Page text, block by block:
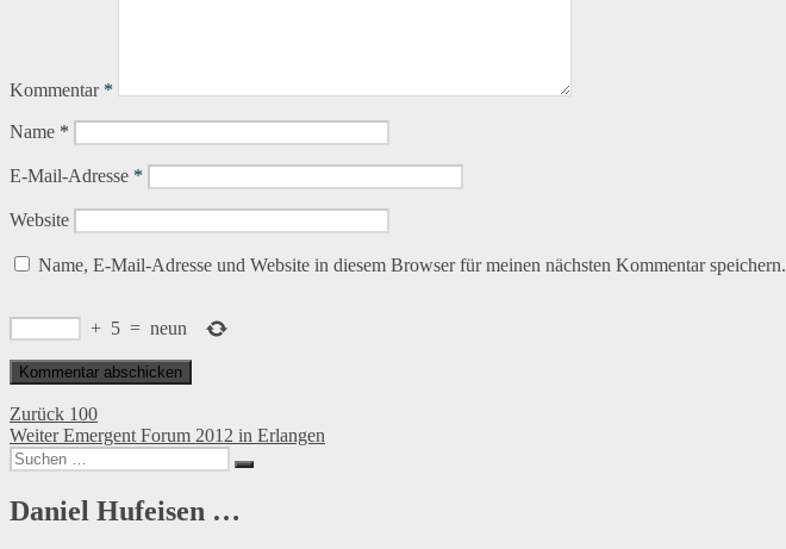
Kommentar *
Name *
E-Mail-Adresse *
Website
Name, E-Mail-Adresse und Website in diesem Browser für meinen nächsten Kommentar speichern.
+ 5 = neun
Beitragsnavigation
Zurück Vorheriger
Beitrag:
100
Weiter Nächster
Beitrag:
Emergent Forum 2012 in Erlangen
Suchen
nach:
Suchen
Daniel Hufeisen …